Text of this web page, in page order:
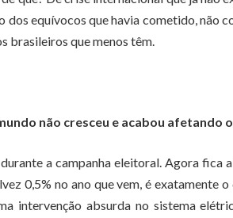
dos equívocos que havia cometido, não
brasileiros que menos têm.
não cresceu e acabou afetando
a campanha eleitoral. Agora
0,5% no ano que vem, é exatamente
intervenção absurda no sistema